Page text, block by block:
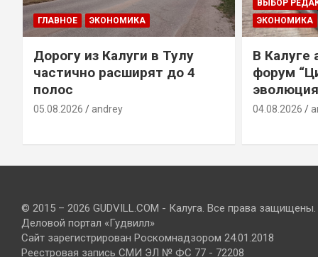
ГЛАВНОЕ ЭКОНОМИКА
Дорогу из Калуги в Тулу
частично расширят до 4
полос
05.08.2026 andrey
ВЫБОР
ЭКОНОМИКА
В Калуге
форум
04.08.2026
© 2015 – 2026 GUDVILL.COM - Калуга. Все права защищены.
Деловой портал «Гудвилл»
Сайт зарегистрирован Роскомнадзором 24.01.2018
Реестровая запись СМИ ЭЛ № ФС 77 - 72208